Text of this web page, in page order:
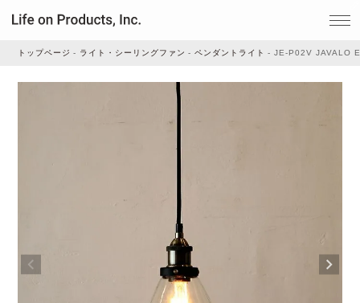
トップページ ライト・シーリングファン ペンダントライト JE-P02V JAVALO